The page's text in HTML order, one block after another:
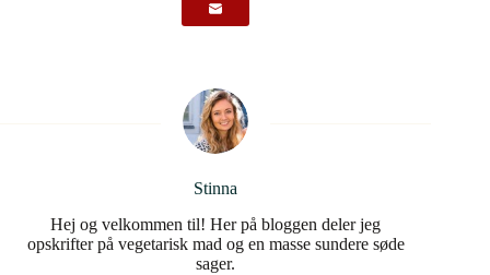
Stinna
Hej og velkommen til! Her på bloggen deler jeg
opskrifter på vegetarisk mad og en masse sundere søde
sager.